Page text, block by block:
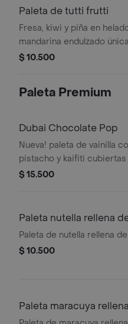
Paleta de tutti frutti
Fresa, kiwi y piña en
mandarina endulzado
stevia. base agua, vegana y
$ 10.500
Paleta Premium
Dubai Chocolate Pop
Nueva! paleta de vainilla
pistacho y kaifiti cubiertas
chocolate semiamargo! es
$ 15.500
Paleta nutella rellena
Paleta de nutella rellena
$ 10.500
Paleta maracuya rellena